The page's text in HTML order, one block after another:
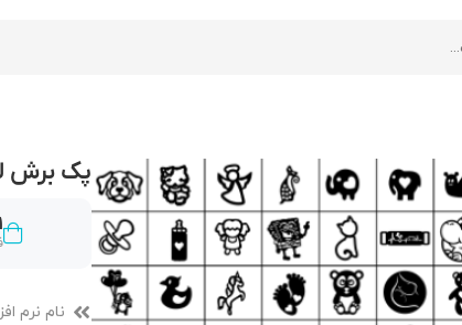
پک برش
1
نام نرم